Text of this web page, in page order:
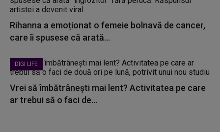
Rihanna a emoționat o femeie bolnavă de cancer,
care îi spusese că arată...
DIGI LIFE
Vrei să îmbătrânești mai lent? Activitatea pe care
ar trebui să o faci de...